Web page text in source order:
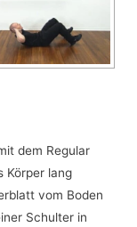
dem Regular
Körper lang
vom Boden
Schulter in